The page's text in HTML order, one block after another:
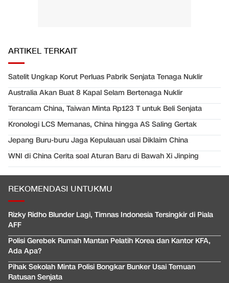
ARTIKEL TERKAIT
Satelit Ungkap Korut Perluas Pabrik Senjata Tenaga Nuklir
Australia Akan Buat 8 Kapal Selam Bertenaga Nuklir
Terancam China, Taiwan Minta Rp123 T untuk Beli Senjata
Kronologi LCS Memanas, China hingga AS Saling Gertak
Jepang Buru-buru Jaga Kepulauan usai Diklaim China
WNI di China Cerita soal Aturan Baru di Bawah Xi Jinping
REKOMENDASI UNTUKMU
Rizky Ridho Blunder Lagi, Timnas Indonesia Tersingkir di Piala
AFF
Polisi Gerebek Rumah Mantan Pelatih Korea dan Kantor KFA,
Ada Apa?
Pihak Sekolah Minta Polisi Bongkar Bunker Usai Temuan
Ratusan Senjata